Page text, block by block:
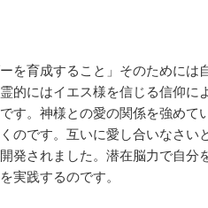
を育成すること」そのためには
的にはイエス様を信じる信仰に
す。神様との愛の関係を強めて
のです。互いに愛し合いなさい
発されました。潜在脳力で自分
実践するのです。